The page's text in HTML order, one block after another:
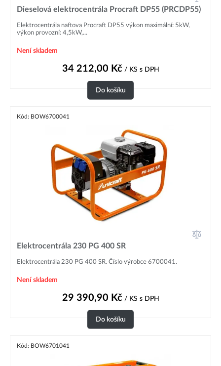
Dieselová elektrocentrála Procraft DP55 (PRCDP55)
Elektrocentrála naftova Procraft DP55 výkon maximální: 5kW,
výkon provozní: 4,5kW,...
Není skladem
34 212,00 Kč/ KS s DPH
Do košíku
Kód: BOW6700041
Elektrocentrála 230 PG 400 SR
Elektrocentrála 230 PG 400 SR. Číslo výrobce 6700041.
Není skladem
29 390,90 Kč/ KS s DPH
Do košíku
Kód: BOW6701041